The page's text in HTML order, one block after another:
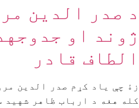
د صدر الدين
ژوند او
الطاف قادر
زۀ چې ياد کړم صدر الدين
کله هغه د ارباب ظاهر شهيد